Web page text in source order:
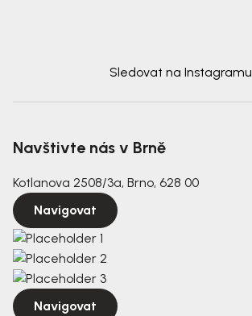
Sledovat na Instagramu
Navštivte nás v Brně
Kotlanova 2508/3a, Brno, 628 00
Navigovat
Navigovat